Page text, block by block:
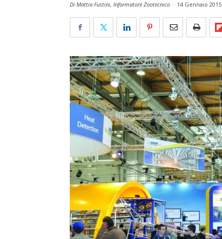
Di Mattia Fustini, Informatore Zootecnico - 14 Gennaio 2015